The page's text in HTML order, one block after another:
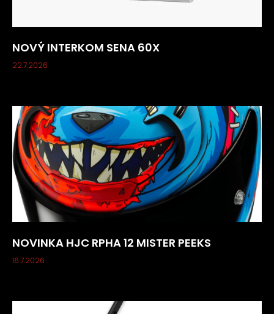
NOVÝ INTERKOM SENA 60X
22.7.2026
NOVINKA HJC RPHA 12 MISTER PEEKS
16.7.2026